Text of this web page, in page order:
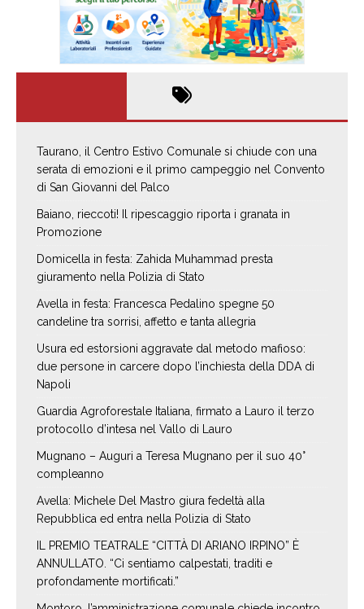
Taurano, il Centro Estivo Comunale si chiude con una
serata di emozioni e il primo campeggio nel Convento
di San Giovanni del Palco
Baiano, rieccoti! Il ripescaggio riporta i granata in
Promozione
Domicella in festa: Zahida Muhammad presta
giuramento nella Polizia di Stato
Avella in festa: Francesca Pedalino spegne 50
candeline tra sorrisi, affetto e tanta allegria
Usura ed estorsioni aggravate dal metodo mafioso:
due persone in carcere dopo l’inchiesta della DDA di
Napoli
Guardia Agroforestale Italiana, firmato a Lauro il terzo
protocollo d’intesa nel Vallo di Lauro
Mugnano – Auguri a Teresa Mugnano per il suo 40°
compleanno
Avella: Michele Del Mastro giura fedeltà alla
Repubblica ed entra nella Polizia di Stato
IL PREMIO TEATRALE “CITTÀ DI ARIANO IRPINO” È
ANNULLATO. “Ci sentiamo calpestati, traditi e
profondamente mortificati.”